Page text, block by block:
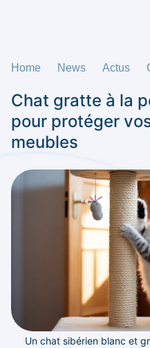
Home News Actus
Chat gratte à la
pour protéger
meubles
Un chat sibérien blanc et